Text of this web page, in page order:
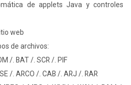
de applets Java y controles
web
de archivos:
/. BAT /. SCR /. PIF
/. ARCO /. CAB /. ARJ /. RAR